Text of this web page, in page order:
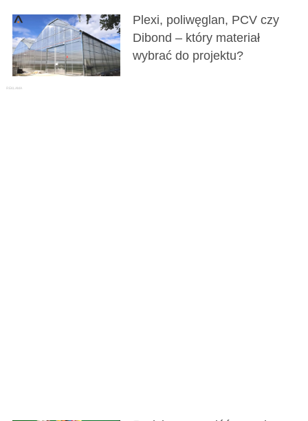
Plexi, poliwęglan, PCV czy
Dibond – który materiał
wybrać do projektu?